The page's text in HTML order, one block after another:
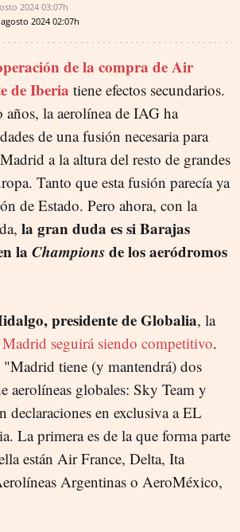
2024 03:07h
2024 02:07h
de la compra de Air
de Iberia tiene efectos secundarios.
años, la aerolínea de IAG ha
de una fusión necesaria para
a la altura del resto de grandes
Tanto que esta fusión parecía ya
de Estado. Pero ahora, con la
la gran duda es si Barajas
la Championsde los aeródromos
presidente de Globalia, la
Madrid seguirá siendo competitivo.
"Madrid tiene (y mantendrá) dos
aerolíneas globales: Sky Team y
declaraciones en exclusiva a EL
La primera es de la que forma parte
están Air France, Delta, Ita
Argentinas o AeroMéxico,